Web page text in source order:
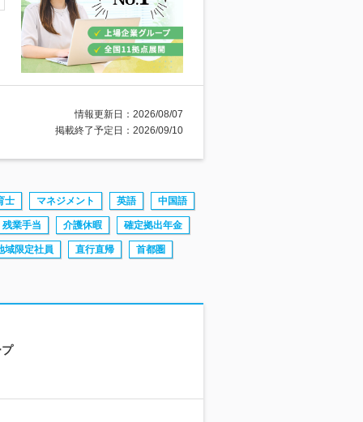
情報更新日：2026/08/07
掲載終了予定日：2026/09/10
士 マネジメント 英語 中国語
残業手当 介護休暇 確定拠出年金
域限定社員 直行直帰 首都圏